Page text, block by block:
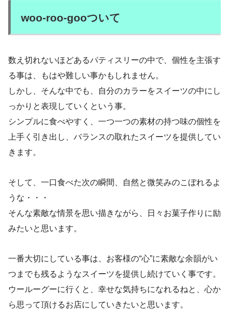
woo-roo-gooついて
数え切れないほどあるパティスリーの中で、個性を主張す
る事は、もはや難しい事かもしれません。
しかし、そんな中でも、自分のカラーをスイーツの中にし
っかりと表現していくという事。
シンプルに食べやすく、一つ一つの素材の持つ味の個性を
上手く引き出し、バランスの取れたスイーツを提供してい
きます。
そして、一口食べた次の瞬間、自然と微笑みのこぼれるよ
うな・・・
そんな素敵な情景を思い描きながら、日々お菓子作りに励
みたいと思います。
一番大切にしている事は、お客様の“心”に素敵な余韻がい
つまでも残るようなスイーツを提供し続けていく事です。
ウールーグーに行くと、幸せな気持ちになれるねと、心か
ら思って頂けるお店にしていきたいと思います。